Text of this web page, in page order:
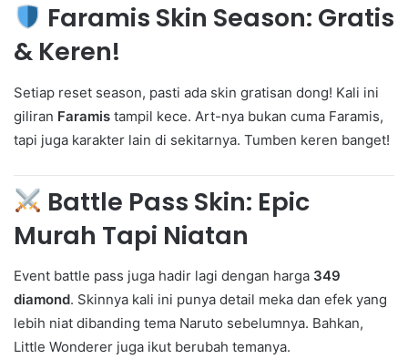
Faramis Skin Season: Gratis
& Keren!
Setiap reset season, pasti ada skin gratisan dong! Kali ini
giliran Faramis tampil kece. Art-nya bukan cuma Faramis,
tapi juga karakter lain di sekitarnya. Tumben keren banget!
Battle Pass Skin: Epic
Murah Tapi Niatan
Event battle pass juga hadir lagi dengan harga 349
diamond. Skinnya kali ini punya detail meka dan efek yang
lebih niat dibanding tema Naruto sebelumnya. Bahkan,
Little Wonderer juga ikut berubah temanya.